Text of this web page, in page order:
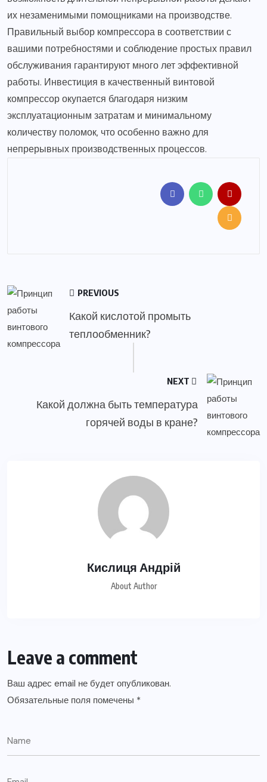
их незаменимыми помощниками на производстве.
Правильный выбор компрессора в соответствии с
вашими потребностями и соблюдение простых правил
обслуживания гарантируют много лет эффективной
работы. Инвестиция в качественный винтовой
компрессор окупается благодаря низким
эксплуатационным затратам и минимальному
количеству поломок, что особенно важно для
непрерывных производственных процессов.
PREVIOUS
Какой кислотой промыть
теплообменник?
NEXT
Какой должна быть температура
горячей воды в кране?
Кислиця Андрій
About Author
Leave a comment
Ваш адрес email не будет опубликован.
Обязательные поля помечены *